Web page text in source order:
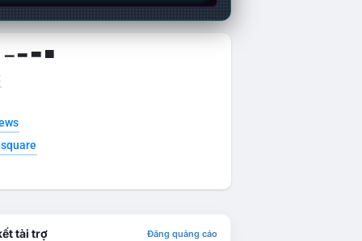
▁ ▂ ▃ ▄
tài trợ Đăng quảng cáo